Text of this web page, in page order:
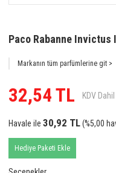
Paco Rabanne Invictus
Markanın tüm parfümlerine git >
32,54 TL KDV Dahil
Havale ile 30,92 TL(%5,00
Hediye Paketi Ekle